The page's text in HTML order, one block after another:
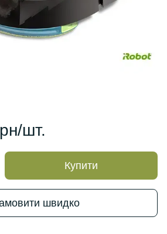
шт.
Купити
швидко